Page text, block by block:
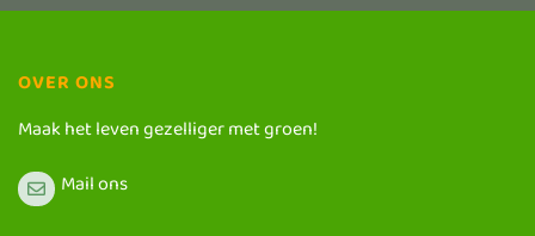
OVER ONS
Maak het leven gezelliger met groen!
Mail ons